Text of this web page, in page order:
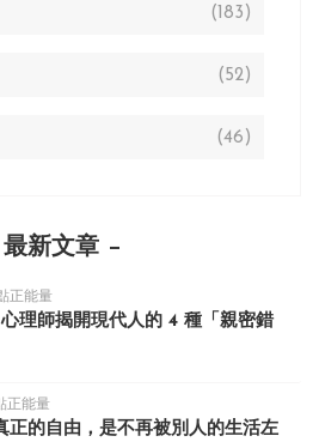
(183)
(52)
(46)
最新文章
正能量
理師揭開現代人的 4 種「親密錯
正能量
正的自由，是不再被別人的生活左